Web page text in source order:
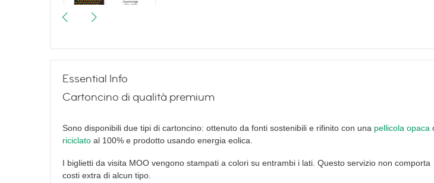
More Vintage Typewriters
Yoga Poses
Essential Info
Cartoncino di qualità premium
Sono disponibili due tipi di cartoncino: ottenuto da fonti sostenibili e rifinito con una pellicola opaca
riciclato al 100% e prodotto usando energia eolica.
I biglietti da visita MOO vengono stampati a colori su entrambi i lati. Questo servizio non comporta
costi extra di alcun tipo.